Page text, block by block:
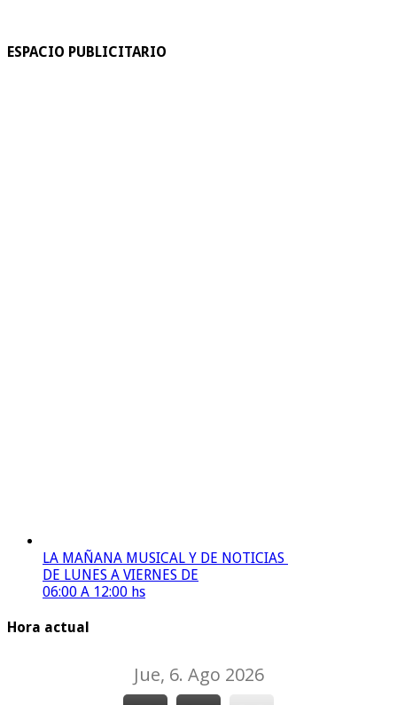
ESPACIO PUBLICITARIO
LA MAÑANA MUSICAL Y DE NOTICIAS
DE LUNES A VIERNES DE
06:00 A 12:00 hs
Hora actual